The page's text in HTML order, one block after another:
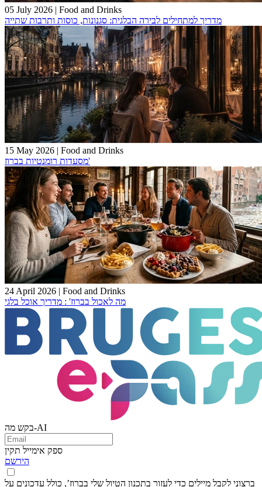
05 July 2026 | Food and Drinks
מדריך למתחילים לבירה הבלגית: סגנונות, כוסות ותרבות שתייה
15 May 2026 | Food and Drinks
מסעדות רומנטיות בברוז'
24 April 2026 | Food and Drinks
מה לאכול בברוז' : מדריך אוכל בלגי
בקש מה-AI
ספק אימייל תקין
הירשם
ברצוני לקבל מיילים כדי לעזור בתכנון הטיול שלי בברוז’, כולל עדכונים על